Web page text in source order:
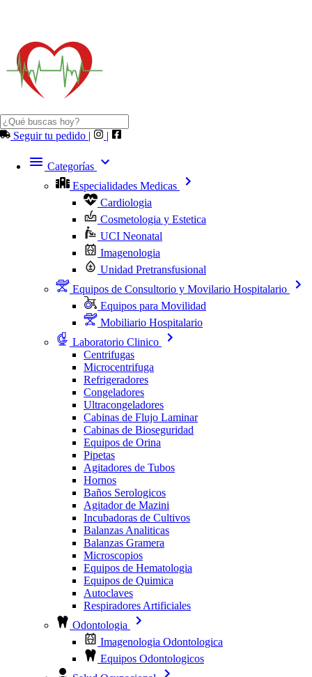
Seguir tu pedido | |
Categorías
Especialidades Medicas
Cardiologia
Cosmetologia y Estetica
UCI Neonatal
Imagenologia
Unidad Pretransfusional
Equipos de Consultorio y Movilario Hospitalario
Equipos para Movilidad
Mobiliario Hospitalario
Laboratorio Clinico
Centrifugas
Microcentrifuga
Refrigeradores
Congeladores
Ultracongeladores
Cabinas de Flujo Laminar
Cabinas de Bioseguridad
Equipos de Orina
Pipetas
Agitadores de Tubos
Hornos
Baños Serologicos
Agitador de Mazini
Incubadoras de Cultivos
Balanzas Analiticas
Balanzas Gramera
Microscopios
Equipos de Hematologia
Equipos de Quimica
Autoclaves
Respiradores Artificiales
Odontologia
Imagenologia Odontologica
Equipos Odontologicos